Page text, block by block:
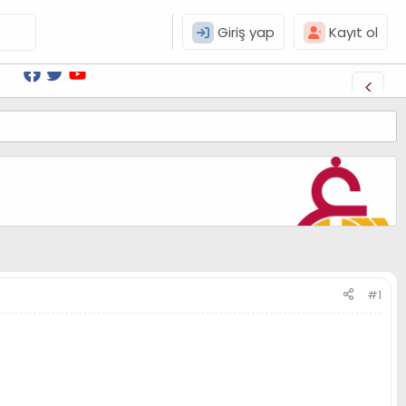
Giriş yap Kayıt ol
#1